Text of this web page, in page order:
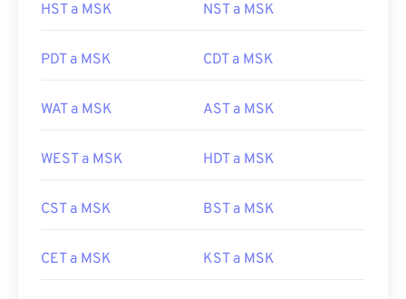
HST a MSK NST a MSK
PDT a MSK CDT a MSK
WAT a MSK AST a MSK
WEST a MSK HDT a MSK
CST a MSK BST a MSK
CET a MSK KST a MSK